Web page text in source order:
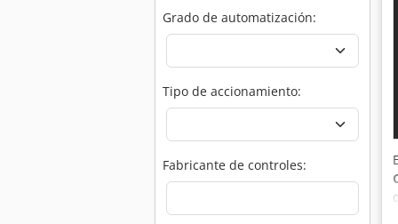
Grado de automatización:
Tipo de accionamiento:
Fabricante de controles: